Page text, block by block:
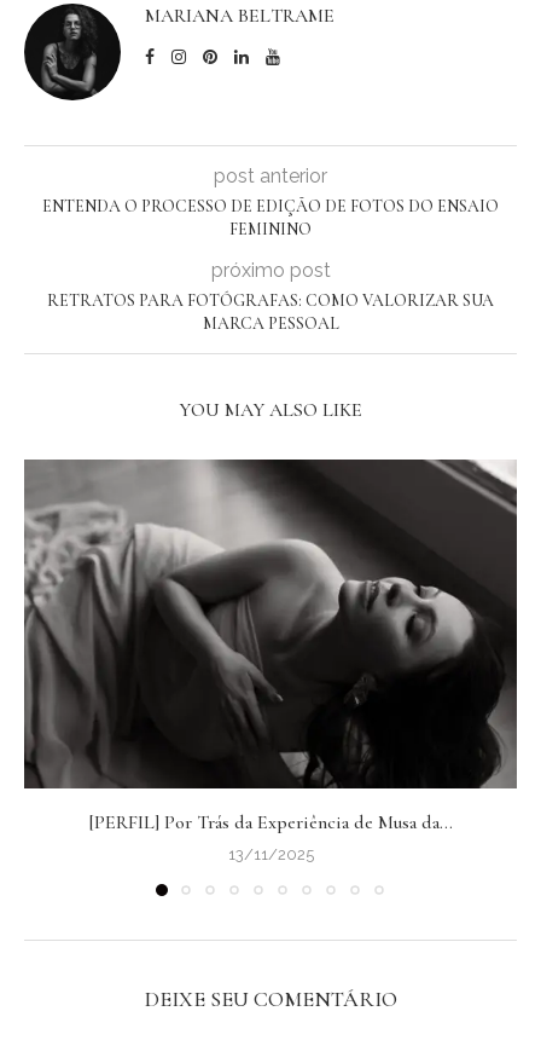
MARIANA BELTRAME
post anterior
ENTENDA O PROCESSO DE EDIÇÃO DE FOTOS DO ENSAIO
FEMININO
próximo post
RETRATOS PARA FOTÓGRAFAS: COMO VALORIZAR SUA
MARCA PESSOAL
YOU MAY ALSO LIKE
[PERFIL] Por Trás da Experiência de Musa da...
13/11/2025
DEIXE SEU COMENTÁRIO